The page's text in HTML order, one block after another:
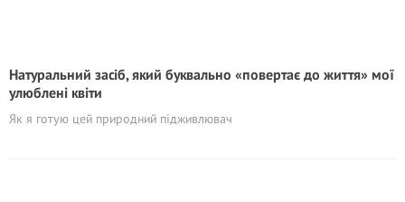
Натуральний засіб, який буквально «повертає до життя» мої
улюблені квіти
Як я готую цей природний підживлювач